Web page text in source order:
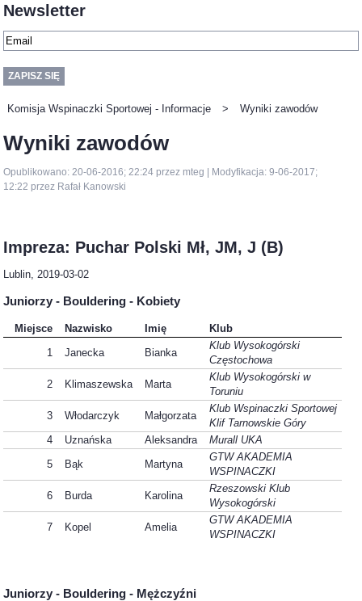
Newsletter
Komisja Wspinaczki Sportowej - Informacje > Wyniki zawodów
Wyniki zawodów
Opublikowano: 20-06-2016; 22:24 przez mteg | Modyfikacja: 9-06-2017;
12:22 przez Rafał Kanowski
Impreza: Puchar Polski Mł, JM, J (B)
Lublin, 2019-03-02
Juniorzy - Bouldering - Kobiety
Miejsce Nazwisko Imię
Klub
1
Janecka Bianka
Klub Wysokogórski
Częstochowa
2
Klimaszewska Marta
Klub Wysokogórski w
Toruniu
3
Włodarczyk Małgorzata
Klub Wspinaczki Sportowej
Klif Tarnowskie Góry
4
Uznańska Aleksandra
Murall UKA
5
Bąk Martyna
GTW AKADEMIA
WSPINACZKI
6
Burda Karolina
Rzeszowski Klub
Wysokogórski
7
Kopel Amelia
GTW AKADEMIA
WSPINACZKI
Juniorzy - Bouldering - Mężczyźni